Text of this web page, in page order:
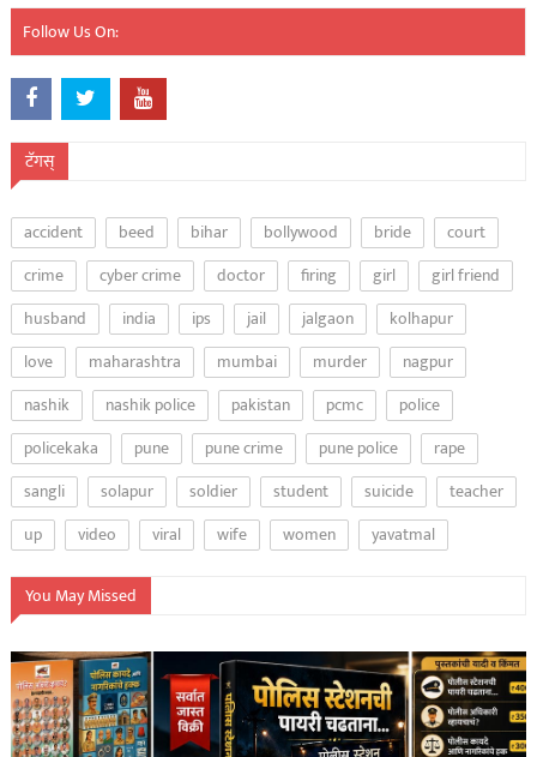
Follow Us On:
टॅगस्
accident beed bihar bollywood bride
court
crime
cyber crime doctor firing girl
girl friend
husband
india ips jail jalgaon
kolhapur
love
maharashtra mumbai murder
nagpur
nashik
nashik police pakistan pcmc
police
policekaka
pune pune crime pune police
rape
sangli
solapur soldier student suicide
teacher
up
video viral wife women yavatmal
You May Missed